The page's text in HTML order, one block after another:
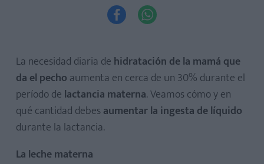
 
La necesidad diaria de hidratación de la mamá que
da el pecho aumenta en cerca de un 30% durante el
período de lactancia materna. Veamos cómo y en
qué cantidad debes aumentar la ingesta de líquido
durante la lactancia.
La leche materna